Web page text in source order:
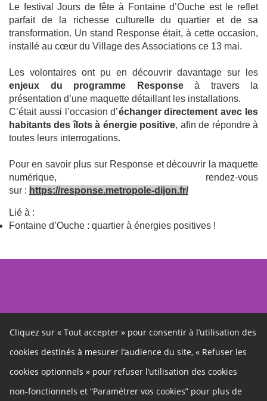
Le festival Jours de fête à Fontaine d’Ouche est le reflet
parfait de la richesse culturelle du quartier et de sa
transformation. Un stand Response était, à cette occasion,
installé au cœur du Village des Associations ce 13 mai.
Les volontaires ont pu en découvrir davantage sur les
enjeux du programme Responseà travers la
présentation d’une maquette détaillant les installations.
C’était aussi l’occasion d’échanger directement avec les
habitants des îlots à énergie positive, afin de répondre à
toutes leurs interrogations.
Pour en savoir plus sur Response et découvrir la maquette
numérique, rendez-vous
sur : https://response.metropole-dijon.fr/
Lié à :
Fontaine d’Ouche : quartier à énergies positives !
Cliquez sur « Tout accepter » pour consentir à l’utilisation des
cookies destinés à mesurer l’audience du site, « Refuser les
cookies optionnels » pour refuser l’utilisation des cookies
non-fonctionnels et “Paramétrer vos cookies” pour plus de
Autres liens
Cookies Gestion des cookies